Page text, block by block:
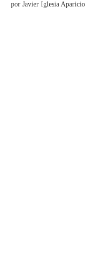
por Javier Iglesia Aparicio